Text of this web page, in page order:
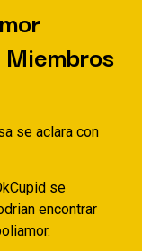
se aclara con
se
encontrar